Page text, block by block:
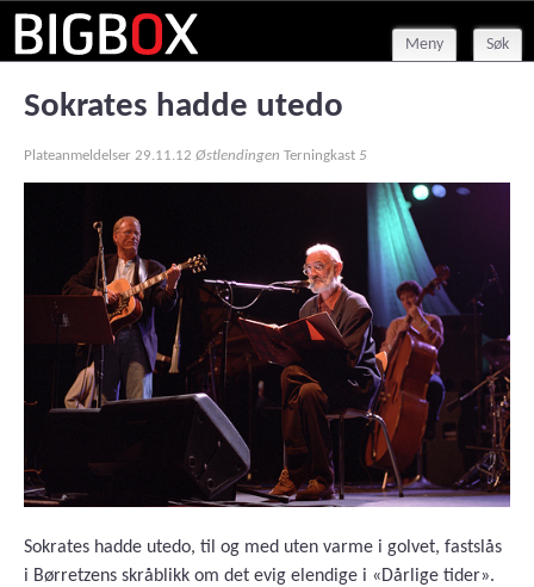
Meny Søk
Sokrates hadde utedo
Plateanmeldelser 29.11.12 Østlendingen Terningkast 5
Sokrates hadde utedo, til og med uten varme i golvet, fastslås
i Børretzens skråblikk om det evig elendige i «Dårlige tider».